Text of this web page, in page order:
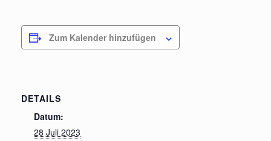
Zum Kalender hinzufügen
DETAILS
Datum:
28 Juli 2023